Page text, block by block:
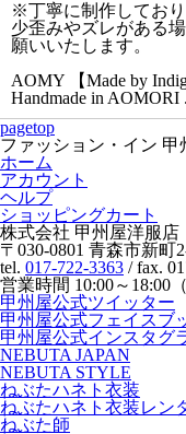
※丁寧に制作してお
少歪みやズレがある
願いいたします。
AOMY 【Made by
Handmade in AOMORI
pagetop
ファッション・イン 甲
ホーム
アカウント
ヘルプ
ショッピングカート
株式会社 甲州屋洋服店
〒030-0801 青森市新町
tel. 017-722-3363 / fax.
営業時間 10:00～18:00
甲州屋公式ツイッター
甲州屋公式フェイスブ
甲州屋公式インスタグ
NEBUTA JAPAN
NEBUTA STYLE
ねぶたハネト衣装
ねぶたハネト衣装レン
ねぶた師